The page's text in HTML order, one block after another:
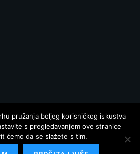
pružanja boljeg korisničkog iskustva
s pregledavanjem ove stranice
ćemo da se slažete s tim.